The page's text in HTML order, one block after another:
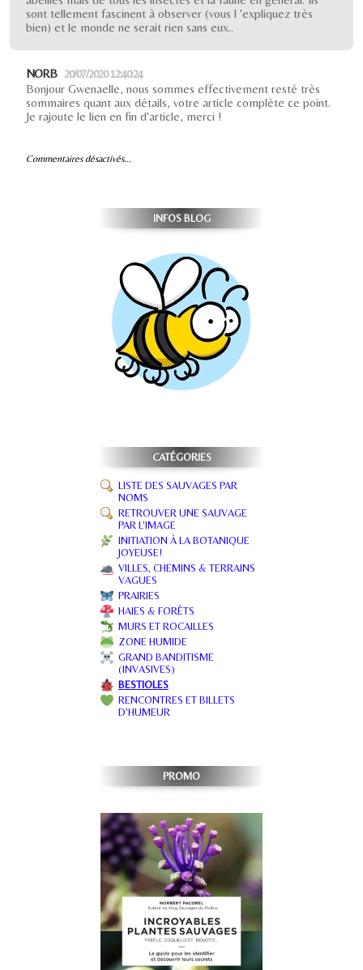
sont tellement fascinent à observer (vous l 'expliquez très
bien) et le monde ne serait rien sans eux..
NORB 20/07/2020 12:40:24
Bonjour Gwenaelle, nous sommes effectivement resté très
sommaires quant aux détails, votre article complète ce point.
Je rajoute le lien en fin d'article, merci !
Commentaires désactivés...
INFOS BLOG
CATÉGORIES
LISTE DES SAUVAGES PAR
NOMS
RETROUVER UNE SAUVAGE
PAR L'IMAGE
INITIATION À LA BOTANIQUE
JOYEUSE!
VILLES, CHEMINS & TERRAINS
VAGUES
PRAIRIES
HAIES & FORÊTS
MURS ET ROCAILLES
ZONE HUMIDE
GRAND BANDITISME
(INVASIVES)
BESTIOLES
RENCONTRES ET BILLETS
D'HUMEUR
PROMO